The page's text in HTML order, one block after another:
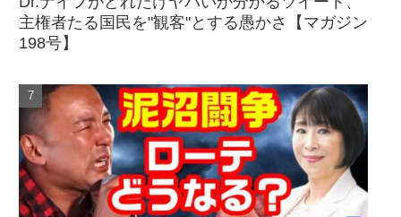
主権者たる国民を"観客"とする愚かさ【マガジン
198号】